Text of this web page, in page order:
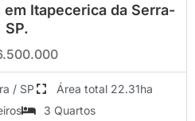
Itapecerica da Serra-
SP.
/ SP
Área total 22.31ha
3 Quartos